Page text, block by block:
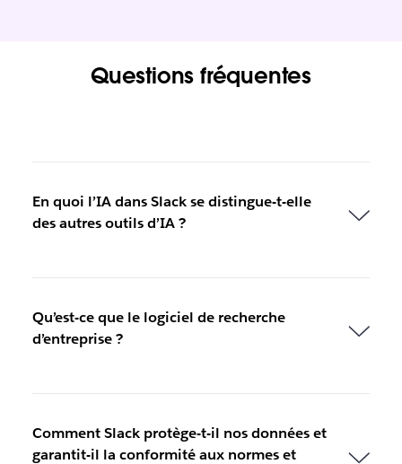
Questions fréquentes
En quoi l’IA dans Slack se distingue-t-elle
des autres outils d’IA ?
Qu’est-ce que le logiciel de recherche
d’entreprise ?
Comment Slack protège-t-il nos données et
garantit-il la conformité aux normes et